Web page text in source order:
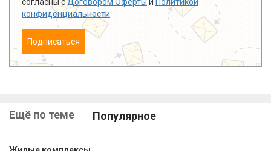
конфиденциальности
Подписаться
Ещё по теме Популярное